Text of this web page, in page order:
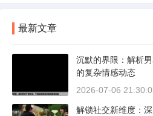
最新文章
沉默的界限：解析
的复杂情感动态
2026-07-06
解锁社交新维度：